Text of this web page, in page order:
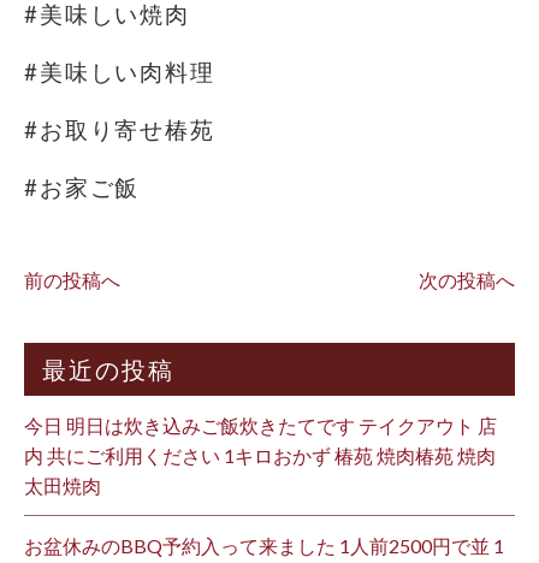
#美味しい焼肉
#美味しい肉料理
#お取り寄せ椿苑
#お家ご飯
前の投稿へ 次の投稿へ
最近の投稿
今日 明日は炊き込みご飯炊きたてです テイクアウト 店
内 共にご利用ください 1キロおかず 椿苑 焼肉椿苑 焼肉
太田焼肉
お盆休みのBBQ予約入って来ました 1人前2500円で並 1